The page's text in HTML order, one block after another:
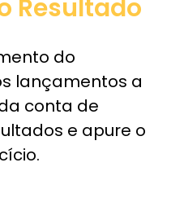
Resultado
do
lançamentos a
conta de
e apure o